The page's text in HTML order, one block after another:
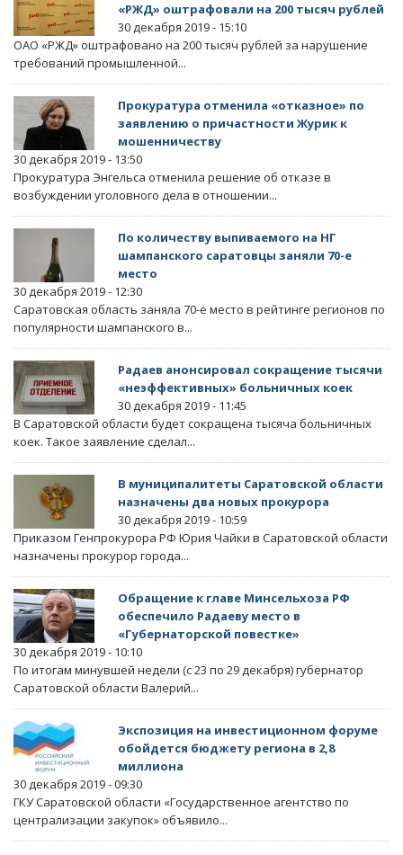
«РЖД» оштрафовали на 200 тысяч рублей
30 декабря 2019 - 15:10
ОАО «РЖД» оштрафовано на 200 тысяч рублей за нарушение
требований промышленной...
Прокуратура отменила «отказное» по
заявлению о причастности Журик к
мошенничеству
30 декабря 2019 - 13:50
Прокуратура Энгельса отменила решение об отказе в
возбуждении уголовного дела в отношении...
По количеству выпиваемого на НГ
шампанского саратовцы заняли 70-е
место
30 декабря 2019 - 12:30
Саратовская область заняла 70-е место в рейтинге регионов по
популярности шампанского в...
Радаев анонсировал сокращение тысячи
«неэффективных» больничных коек
30 декабря 2019 - 11:45
В Саратовской области будет сокращена тысяча больничных
коек. Такое заявление сделал...
В муниципалитеты Саратовской области
назначены два новых прокурора
30 декабря 2019 - 10:59
Приказом Генпрокурора РФ Юрия Чайки в Саратовской области
назначены прокурор города...
Обращение к главе Минсельхоза РФ
обеспечило Радаеву место в
«Губернаторской повестке»
30 декабря 2019 - 10:10
По итогам минувшей недели (с 23 по 29 декабря) губернатор
Саратовской области Валерий...
Экспозиция на инвестиционном форуме
обойдется бюджету региона в 2,8
миллиона
30 декабря 2019 - 09:30
ГКУ Саратовской области «Государственное агентство по
централизации закупок» объявило...